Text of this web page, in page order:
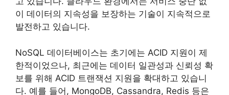
이 데이터의 지속성을 보장하는 기술이 지속적으로
발전하고 있습니다.
NoSQL 데이터베이스는 초기에는 ACID 지원이 제
한적이었으나, 최근에는 데이터 일관성과 신뢰성 확
보를 위해 ACID 트랜잭션 지원을 확대하고 있습니
다. 예를 들어, MongoDB, Cassandra, Redis 등은